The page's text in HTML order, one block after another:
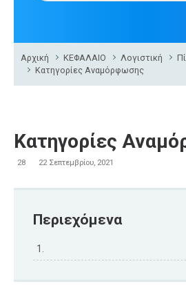
Αρχική ΚΕΦΑΛΑΙΟ Λογιστική
Κατηγορίες Αναμόρφωσης
Κατηγορίες
28 22 Σεπτεμβρίου, 2021
Περιεχόμενα